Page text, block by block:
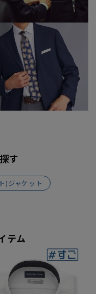
す
)ジャケット
テム